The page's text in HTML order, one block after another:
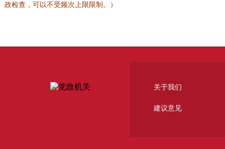
政检查，可以不受频次上限限制。）
关于我们
建议意见